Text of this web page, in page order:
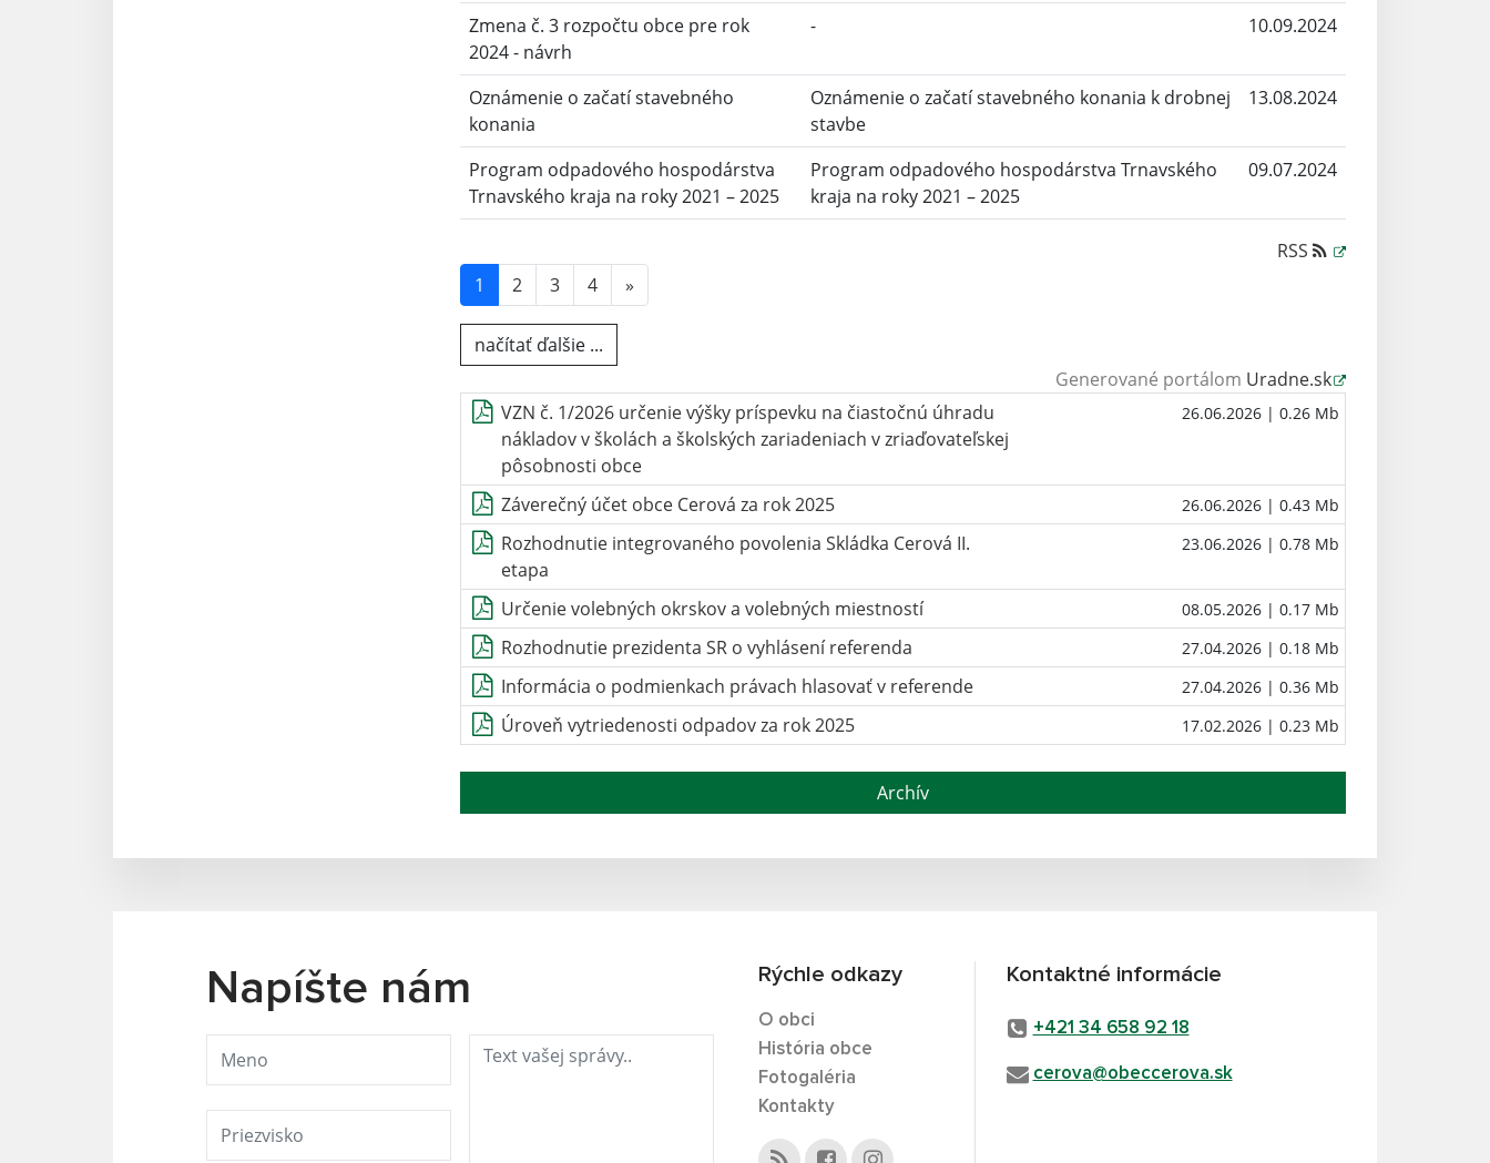
Zmena č. 3 rozpočtu obce pre rok
2024 - návrh
- 10.09.2024
Oznámenie o začatí stavebného
konania
Oznámenie o začatí stavebného konania k drobnej
stavbe
13.08.2024
Program odpadového hospodárstva
Trnavského kraja na roky 2021 – 2025
Program odpadového hospodárstva Trnavského
kraja na roky 2021 – 2025
09.07.2024
RSS
1
2 3 4 »
načítať ďalšie ...
Generované portálom Uradne.sk
VZN č. 1/2026 určenie výšky príspevku na čiastočnú úhradu
nákladov v školách a školských zariadeniach v zriaďovateľskej
pôsobnosti obce
26.06.2026 | 0.26 Mb
Záverečný účet obce Cerová za rok 2025 26.06.2026 | 0.43 Mb
Rozhodnutie integrovaného povolenia Skládka Cerová II.
etapa
23.06.2026 | 0.78 Mb
Určenie volebných okrskov a volebných miestností 08.05.2026 | 0.17 Mb
Rozhodnutie prezidenta SR o vyhlásení referenda 27.04.2026 | 0.18 Mb
Informácia o podmienkach právach hlasovať v referende 27.04.2026 | 0.36 Mb
Úroveň vytriedenosti odpadov za rok 2025 17.02.2026 | 0.23 Mb
Archív
Napíšte nám Rýchle odkazy
O obci
História obce
Fotogaléria
Kontakty
Kontaktné informácie
+421 34 658 92 18
cerova@obeccerova.sk